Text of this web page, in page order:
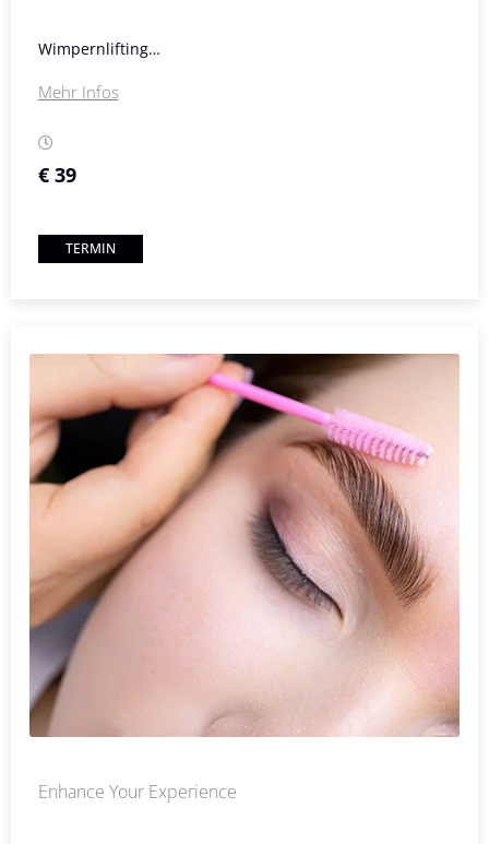
Wimpernlifting…
Mehr Infos
€ 39
TERMIN
Enhance Your Experience